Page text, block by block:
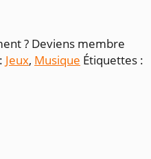
? Deviens membre
Jeux, Musique Étiquettes :